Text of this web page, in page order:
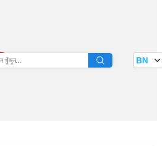
তথ্য বাতায়ন BN